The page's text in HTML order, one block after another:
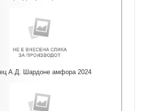
А.Д. Шардоне амфора 2024